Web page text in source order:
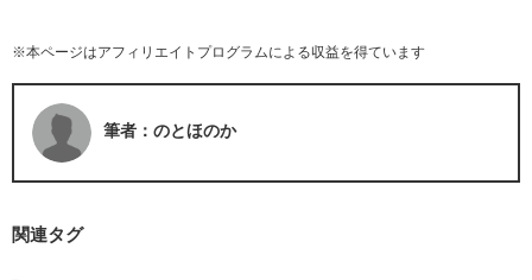
※本ページはアフィリエイトプログラムによる収益を得ています
筆者：のとほのか
関連タグ